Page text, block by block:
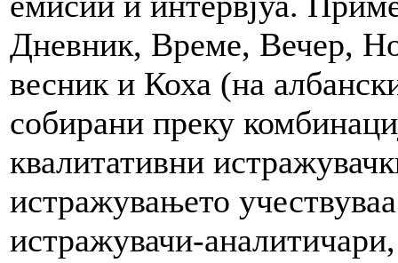
Дневник, Време, Вечер,
весник и Коха (на
собирани преку
квалитативни
истражувањето
истражувачи-